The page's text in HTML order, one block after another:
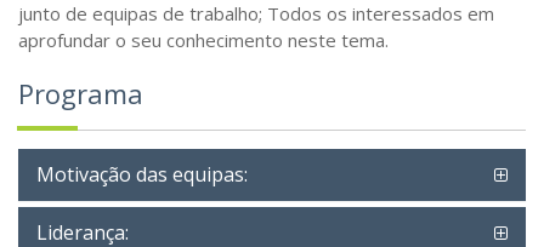
junto de equipas de trabalho; Todos os interessados em
aprofundar o seu conhecimento neste tema.
Programa
Motivação das equipas:
Liderança: